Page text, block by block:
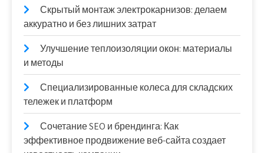
Скрытый монтаж электрокарнизов: делаем
аккуратно и без лишних затрат
Улучшение теплоизоляции окон: материалы
и методы
Специализированные колеса для складских
тележек и платформ
Сочетание SEO и брендинга: Как
эффективное продвижение веб-сайта создает